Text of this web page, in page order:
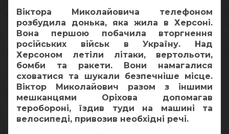
Віктора Миколайовича телефоном
розбудила донька, яка жила в Херсоні.
Вона першою побачила вторгнення
російських військ в Україну. Над
Херсоном летіли літаки, вертольоти,
бомби та ракети. Вони намагалися
сховатися та шукали безпечніше місце.
Віктор Миколайович разом з іншими
мешканцями Оріхова допомагав
теробороні, їздив туди на машині та
велосипеді, привозив необхідні речі.